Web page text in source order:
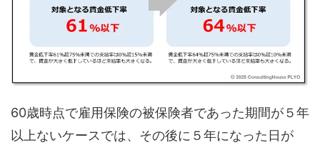
60歳時点で雇用保険の被保険者であった期間が５年
以上ないケースでは、その後に５年になった日が